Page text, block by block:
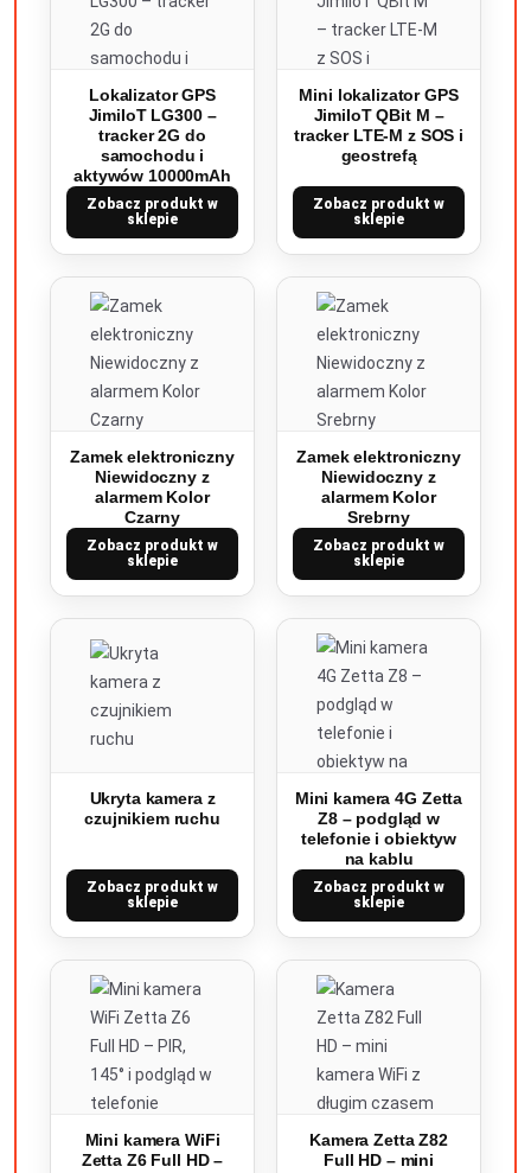
Lokalizator GPS
JimiIoT LG300 –
tracker 2G do
samochodu i
aktywów 10000mAh
Zobacz produkt w
sklepie
Mini lokalizator GPS
JimiIoT QBit M –
tracker LTE-M z SOS i
geostrefą
Zobacz produkt w
sklepie
Zamek elektroniczny
Niewidoczny z
alarmem Kolor
Czarny
Zobacz produkt w
sklepie
Zamek elektroniczny
Niewidoczny z
alarmem Kolor
Srebrny
Zobacz produkt w
sklepie
Ukryta kamera z
czujnikiem ruchu
Zobacz produkt w
sklepie
Mini kamera 4G Zetta
Z8 – podgląd w
telefonie i obiektyw
na kablu
Zobacz produkt w
sklepie
Mini kamera WiFi
Zetta Z6 Full HD –
Kamera Zetta Z82
Full HD – mini